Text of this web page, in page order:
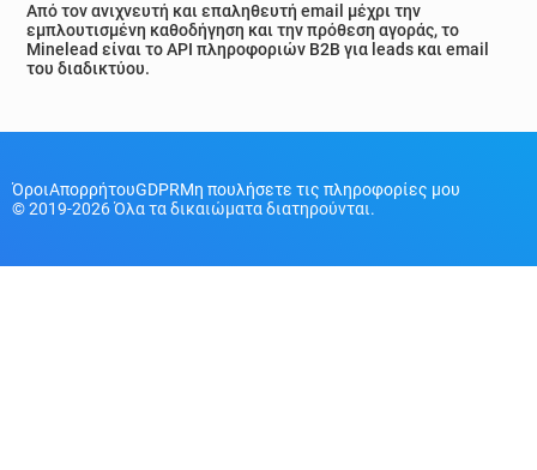
Από τον ανιχνευτή και επαληθευτή email μέχρι την
εμπλουτισμένη καθοδήγηση και την πρόθεση αγοράς, το
Minelead είναι το API πληροφοριών B2B για leads και email
του διαδικτύου.
ΌροιΑπορρήτουGDPRΜη πουλήσετε τις πληροφορίες μου
© 2019-2026 Όλα τα δικαιώματα διατηρούνται.